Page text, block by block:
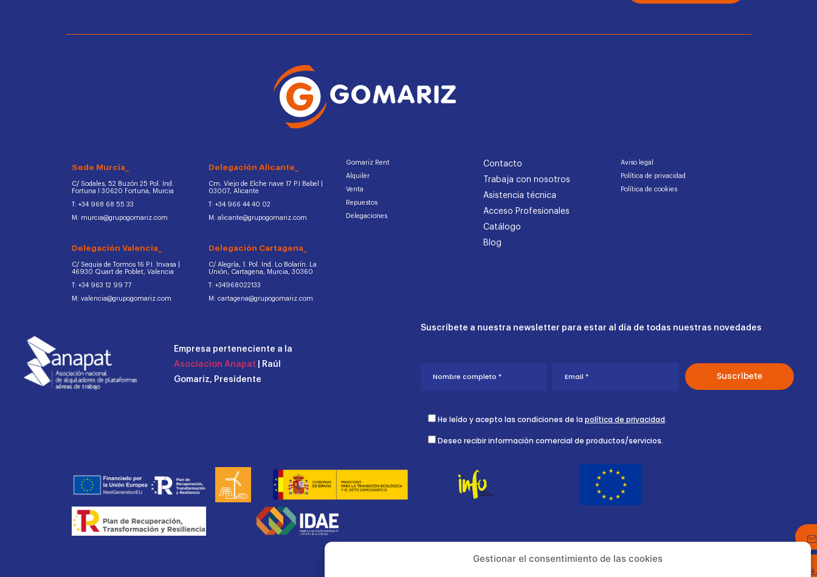
Gestionar el consentimiento de las cookies
Sede Murcia_
C/ Sodales, 52 Buzón 25 Pol. Ind.
Fortuna I 30620 Fortuna, Murcia
T: +34 968 68 55 33
M: murcia@grupogomariz.com
Delegación Valencia_
C/ Sequia de Tormos 16 P.I. Invasa |
46930 Quart de Poblet, Valencia
T: +34 963 12 99 77
M: valencia@grupogomariz.com
Delegación Alicante_
Cm. Viejo de Elche nave 17 P.I Babel |
03007, Alicante
T: +34 966 44 40 02
M: alicante@grupogomariz.com
Delegación Cartagena_
C/ Alegría, 1. Pol. Ind. Lo Bolarín. La
Unión, Cartagena, Murcia, 30360
T: +34968022133
M: cartagena@grupogomariz.com
Gomariz Rent
Alquiler
Venta
Repuestos
Delegaciones
Contacto
Trabaja con nosotros
Asistencia técnica
Acceso Profesionales
Catálogo
Blog
Aviso legal
Política de privacidad
Política de cookies
Empresa perteneciente a la
Asociacion Anapat | Raúl
Gomariz, Presidente
Suscríbete a nuestra newsletter para estar al día de todas nuestras novedades
He leído y acepto las condiciones de la política de privacidad.
Deseo recibir información comercial de productos/servicios.